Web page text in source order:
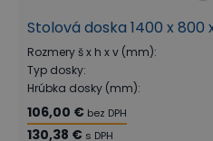
Stolová doska 1400 x 800
Rozmery š x h x v (mm):
Typ dosky:
Hrúbka dosky (mm):
106,00 € bez DPH
130,38 € s DPH